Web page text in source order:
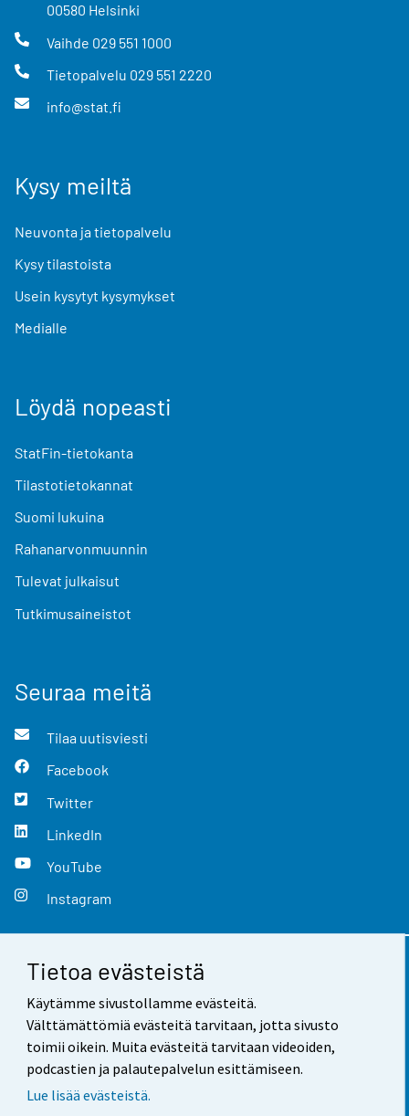
Tietoa evästeistä
Käytämme sivustollamme evästeitä.
Välttämättömiä evästeitä tarvitaan, jotta sivusto
toimii oikein. Muita evästeitä tarvitaan videoiden,
podcastien ja palautepalvelun esittämiseen.
Lue lisää evästeistä.
00580 Helsinki
Vaihde 029 551 1000
Tietopalvelu 029 551 2220
info@stat.fi
Kysy meiltä
Neuvonta ja tietopalvelu
Kysy tilastoista
Usein kysytyt kysymykset
Medialle
Löydä nopeasti
StatFin-tietokanta
Tilastotietokannat
Suomi lukuina
Rahanarvonmuunnin
Tulevat julkaisut
Tutkimusaineistot
Seuraa meitä
Tilaa uutisviesti
Facebook
Twitter
LinkedIn
YouTube
Instagram
Yhteystiedot
Palaute
Käyttöehdot